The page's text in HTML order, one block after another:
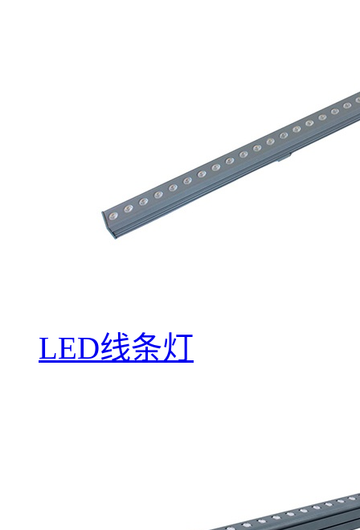
LED线条灯